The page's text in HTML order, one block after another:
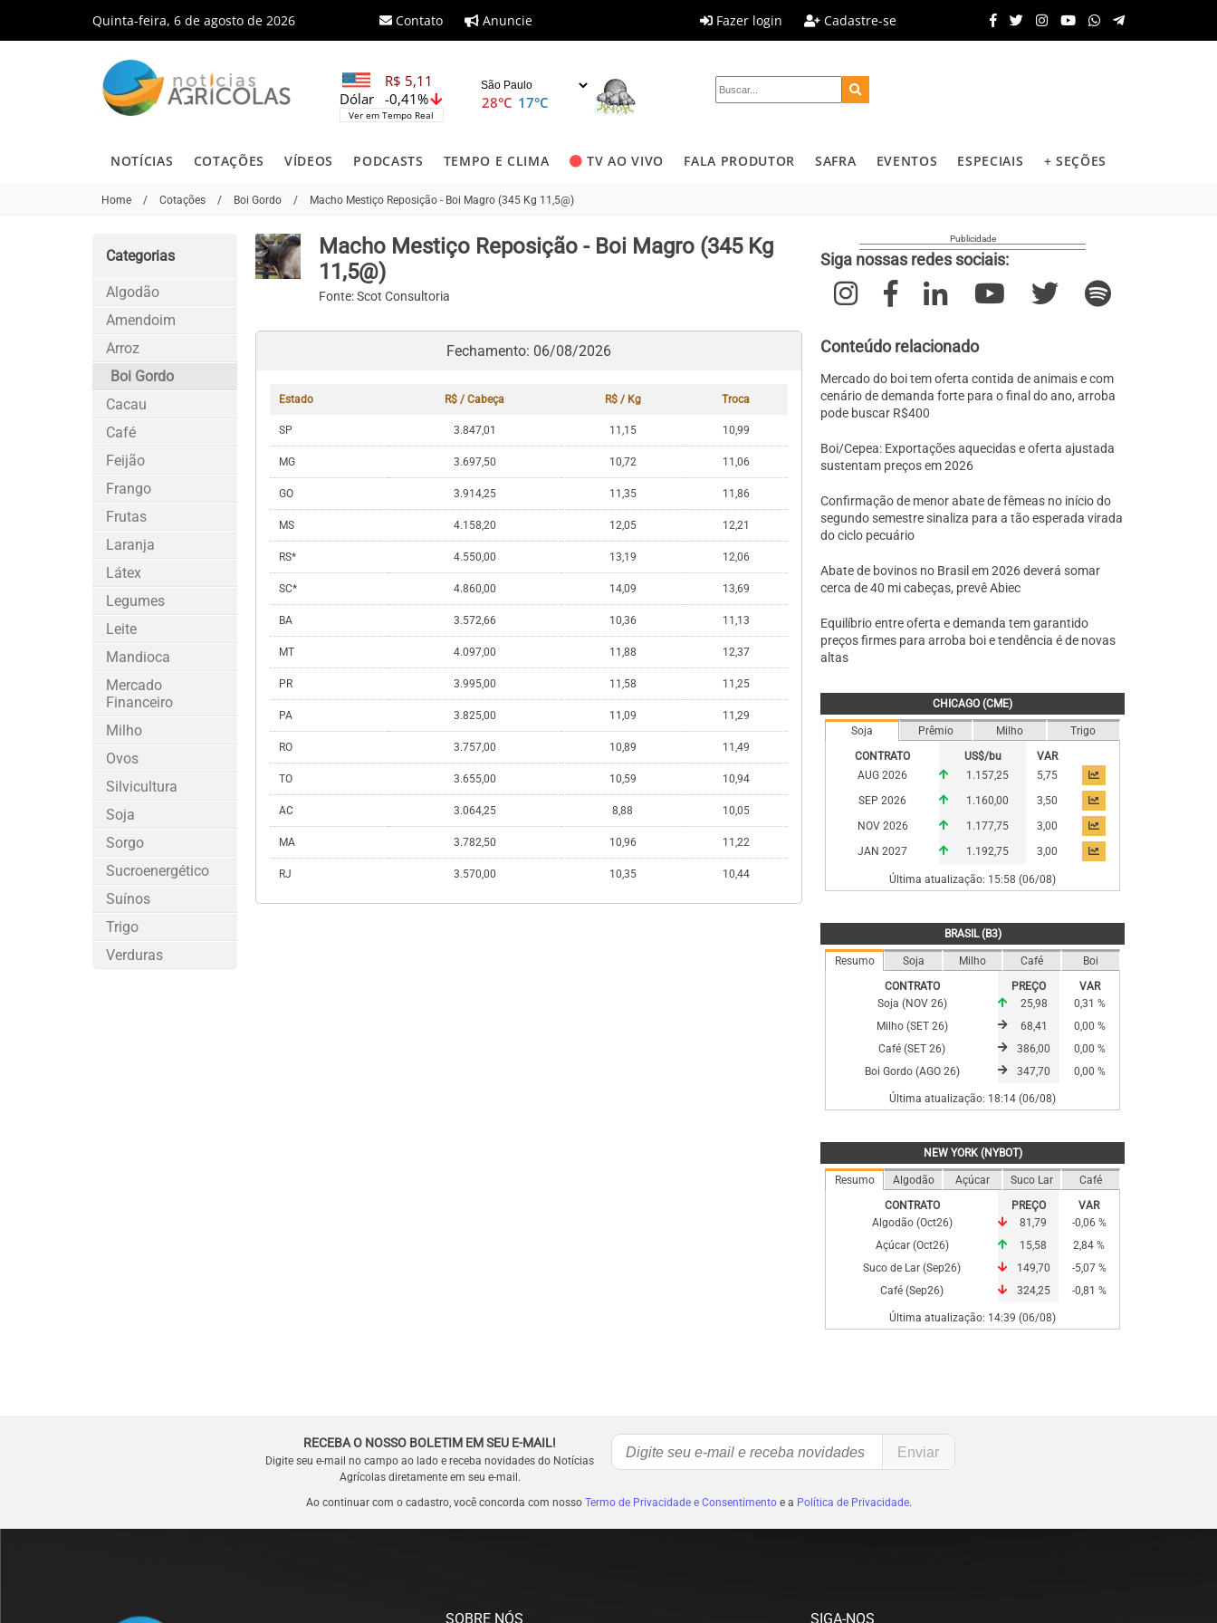
Quinta-feira, 6 de agosto de 2026 Contato Anuncie Fazer login Cadastre-se
R$ 5,11
-0,41%
Dólar
Ver em Tempo Real
28°C 17°C
NOTÍCIAS COTAÇÕES VÍDEOS PODCASTS TEMPO E CLIMA TV AO VIVO FALA PRODUTOR SAFRA EVENTOS ESPECIAIS + SEÇÕES
Home / Cotações / Boi Gordo / Macho Mestiço Reposição - Boi Magro (345 Kg 11,5@)
Categorias
Algodão
Amendoim
Arroz
Boi Gordo
Cacau
Café
Feijão
Frango
Frutas
Laranja
Látex
Legumes
Leite
Mandioca
Mercado
Financeiro
Milho
Ovos
Silvicultura
Soja
Sorgo
Sucroenergético
Suínos
Trigo
Verduras
Macho Mestiço Reposição - Boi Magro (345 Kg
11,5@)
Fonte:Scot Consultoria
Fechamento: 06/08/2026
Estado R$ / Cabeça R$ / Kg Troca
SP 3.847,01 11,15 10,99
MG 3.697,50 10,72 11,06
GO 3.914,25 11,35 11,86
MS 4.158,20 12,05 12,21
RS* 4.550,00 13,19 12,06
SC* 4.860,00 14,09 13,69
BA 3.572,66 10,36 11,13
MT 4.097,00 11,88 12,37
PR 3.995,00 11,58 11,25
PA 3.825,00 11,09 11,29
RO 3.757,00 10,89 11,49
TO 3.655,00 10,59 10,94
AC 3.064,25 8,88 10,05
MA 3.782,50 10,96 11,22
RJ 3.570,00 10,35 10,44
Siga nossas redes sociais:
Conteúdo relacionado
Mercado do boi tem oferta contida de animais e com
cenário de demanda forte para o final do ano, arroba
pode buscar R$400
Boi/Cepea: Exportações aquecidas e oferta ajustada
sustentam preços em 2026
Confirmação de menor abate de fêmeas no início do
segundo semestre sinaliza para a tão esperada virada
do ciclo pecuário
Abate de bovinos no Brasil em 2026 deverá somar
cerca de 40 mi cabeças, prevê Abiec
Equilíbrio entre oferta e demanda tem garantido
preços firmes para arroba boi e tendência é de novas
altas
CHICAGO (CME)
Soja Prêmio Milho
Trigo
CONTRATO
US$/bu
VAR
AUG 2026
1.157,25
5,75
SEP 2026
1.160,00
3,50
NOV 2026
1.177,75
3,00
JAN 2027
1.192,75 3,00
Última atualização: 15:58 (06/08)
BRASIL (B3)
Resumo Soja Milho Café
Boi
CONTRATO
PREÇO
VAR
Soja (NOV 26)
25,98
0,31 %
Milho (SET 26)
68,41
0,00 %
Café (SET 26)
386,00
0,00 %
Boi Gordo (AGO 26)
347,70 0,00 %
Última atualização: 18:14 (06/08)
NEW YORK (NYBOT)
Resumo Algodão Açúcar Suco Lar
Café
CONTRATO
PREÇO
VAR
Algodão (Oct26)
81,79
-0,06 %
Açúcar (Oct26)
15,58
2,84 %
Suco de Lar (Sep26)
149,70
-5,07 %
Café (Sep26)
324,25 -0,81 %
Última atualização: 14:39 (06/08)
RECEBA O NOSSO BOLETIM EM SEU E-MAIL!
Digite seu e-mail no campo ao lado e receba novidades do Notícias
Agrícolas diretamente em seu e-mail.
Ao continuar com o cadastro, você concorda com nosso Termo de Privacidade e Consentimentoe a Política de Privacidade.
SOBRE NÓS SIGA-NOS